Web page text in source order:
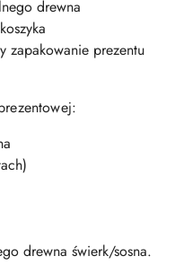
drewna
zapakowanie prezentu
drewna świerk/sosna.